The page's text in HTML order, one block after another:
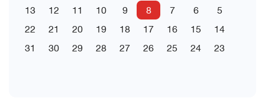
5
6
7
8
9
10
11
12
13
14
15
16
17
18
19
20
21
22
23
24
25
26
27
28
29
30
31